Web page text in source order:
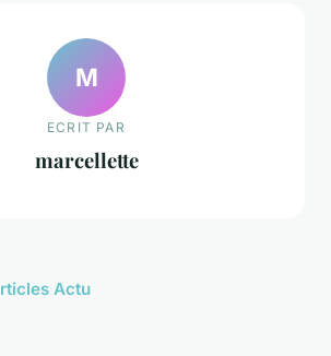
M
ECRIT PAR
marcellette
Actu